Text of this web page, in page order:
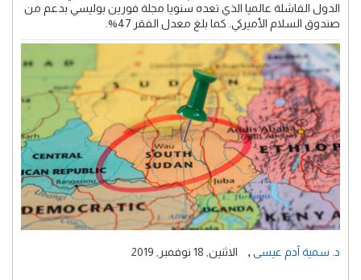
الدول الفاشلة عالميا الذي تعده سنويا مجلة فورين بوليسي بدعم من
صندوق السلام الأميركي. كما بلغ معدل الفقر 47%.
د. سمية آدم عيسى , الاثنين, 18 نوفمبر, 2019